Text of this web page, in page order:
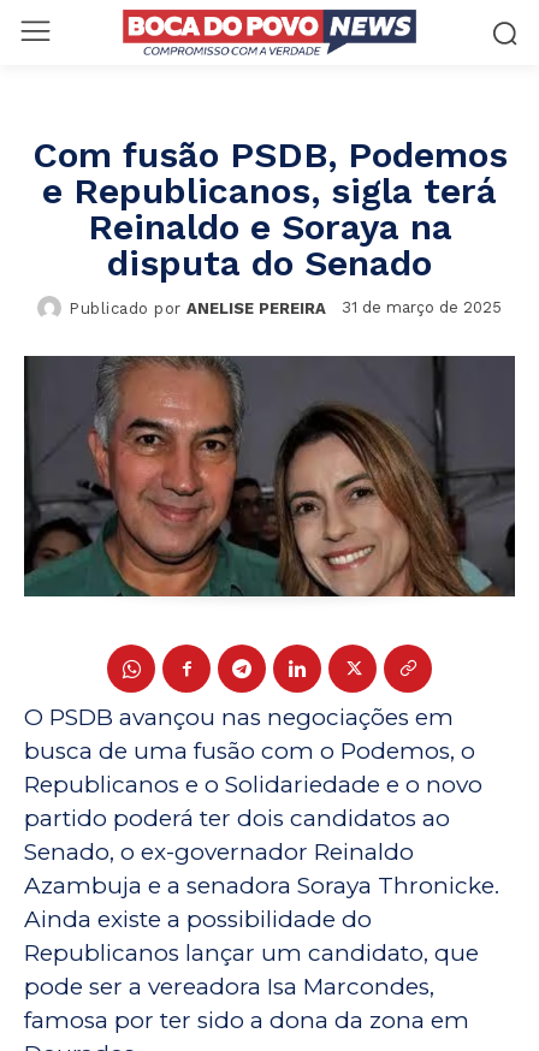
Com fusão PSDB, Podemos
e Republicanos, sigla terá
Reinaldo e Soraya na
disputa do Senado
Publicado por ANELISE PEREIRA 31 de março de 2025
O PSDB avançou nas negociações em
busca de uma fusão com o Podemos, o
Republicanos e o Solidariedade e o novo
partido poderá ter dois candidatos ao
Senado, o ex-governador Reinaldo
Azambuja e a senadora Soraya Thronicke.
Ainda existe a possibilidade do
Republicanos lançar um candidato, que
pode ser a vereadora Isa Marcondes,
famosa por ter sido a dona da zona em